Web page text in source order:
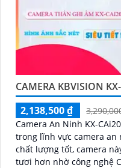
CAMERA KBVISION
2,138,500 ₫
Camera An Ninh KX-
trong lĩnh vực camera an ninh. Với thiết kế
chất lượng tốt, camera
tươi hơn nhờ công nghệ